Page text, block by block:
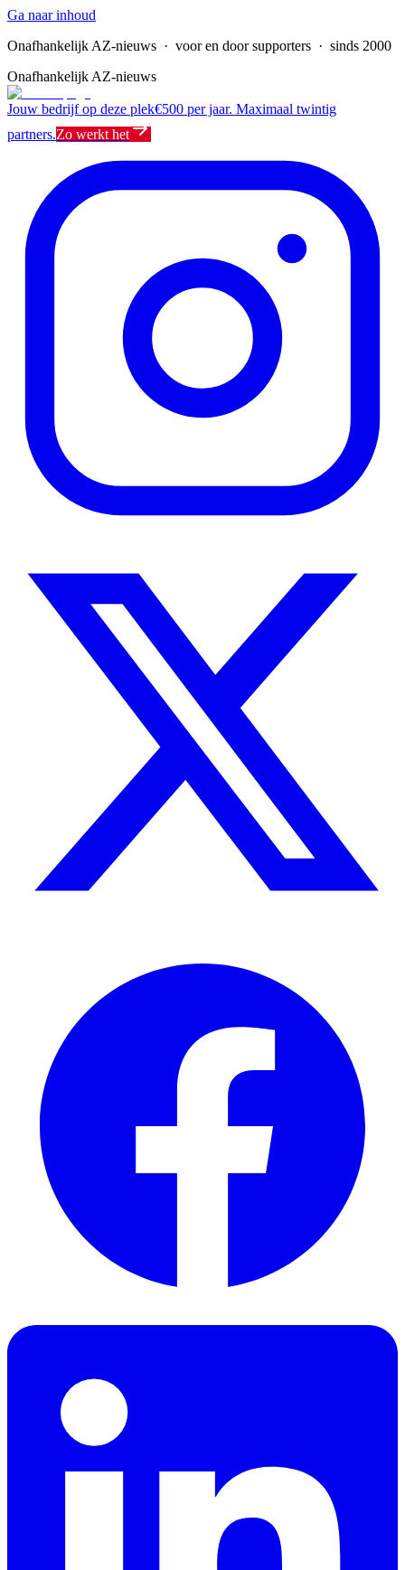
Ga naar inhoud
Onafhankelijk AZ-nieuws · voor en door supporters · sinds 2000
Onafhankelijk AZ-nieuws
Jouw bedrijf op deze plek€500 per jaar. Maximaal twintig
partners.Zo werkt het